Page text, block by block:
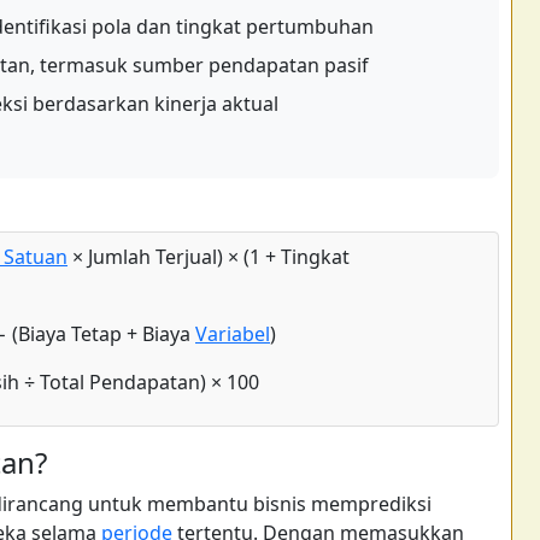
pola dan tingkat pertumbuhan
termasuk sumber pendapatan pasif
berdasarkan kinerja aktual
× Jumlah Terjual) × (1 + Tingkat
Tetap + Biaya Variabel)
÷ Total Pendapatan) × 100
untuk membantu bisnis memprediksi
selama periodetertentu. Dengan memasukkan